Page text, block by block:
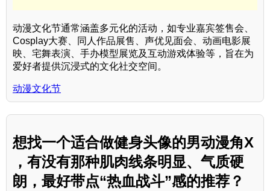
动漫文化节通常涵盖多元化的活动，如专业嘉宾签售会、
Cosplay大赛、同人作品展售、声优见面会、动画电影展
映、宅舞表演、手办模型展览及互动游戏体验等，旨在为
爱好者提供沉浸式的文化社交空间。
动漫文化节
想找一个适合做健身头像的男动漫角X
，有没有那种肌肉线条明显、气质硬
朗，最好带点“热血战斗”感的推荐？